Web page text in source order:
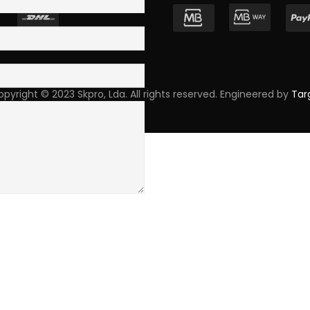
© 2023 Skpro, Lda. All rights reserved. Engineered by